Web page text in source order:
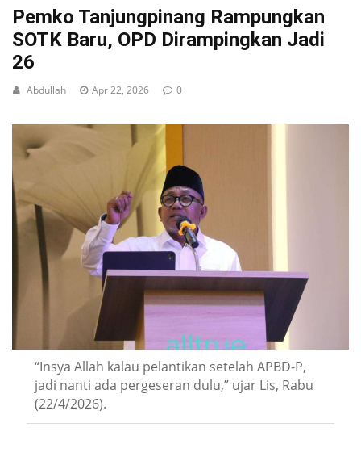
Pemko Tanjungpinang Rampungkan
SOTK Baru, OPD Dirampingkan Jadi
26
Abdullah Apr 22, 2026 0
“Insya Allah kalau pelantikan setelah APBD-P,
jadi nanti ada pergeseran dulu,” ujar Lis, Rabu
(22/4/2026).